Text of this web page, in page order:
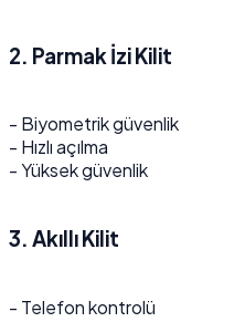
2. Parmak İzi Kilit
- Biyometrik güvenlik
- Hızlı açılma
- Yüksek güvenlik
3. Akıllı Kilit
- Telefon kontrolü